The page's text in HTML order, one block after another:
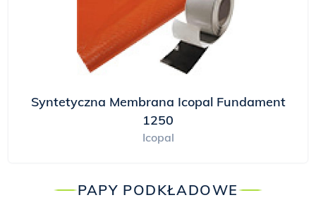
Syntetyczna Membrana Icopal Fundament
1250
Icopal
PAPY PODKŁADOWE